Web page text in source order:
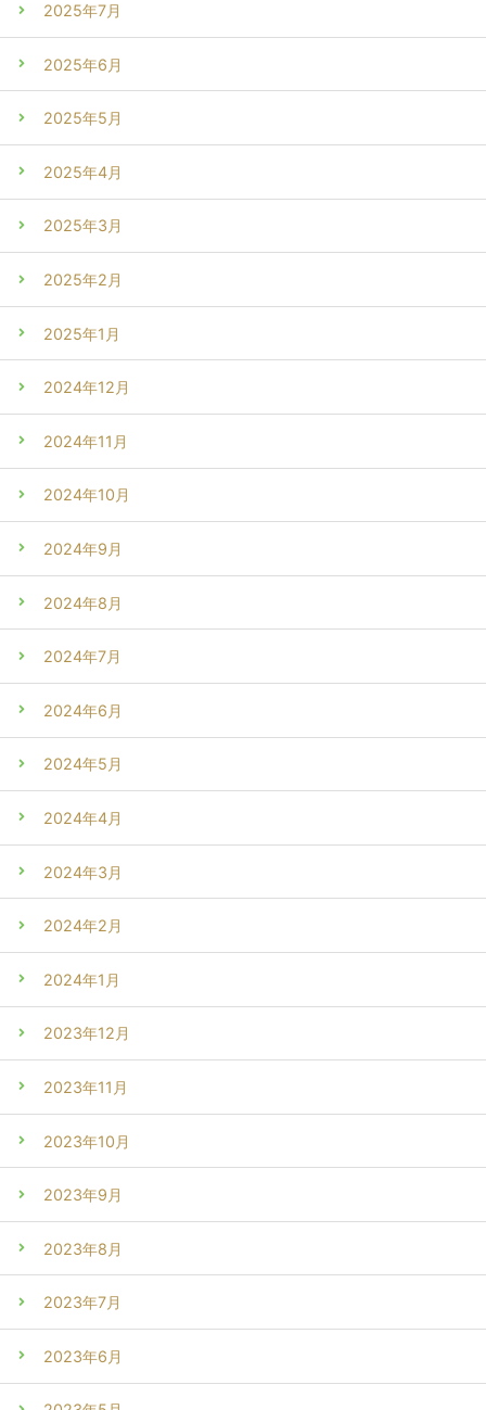
2025年7月
2025年6月
2025年5月
2025年4月
2025年3月
2025年2月
2025年1月
2024年12月
2024年11月
2024年10月
2024年9月
2024年8月
2024年7月
2024年6月
2024年5月
2024年4月
2024年3月
2024年2月
2024年1月
2023年12月
2023年11月
2023年10月
2023年9月
2023年8月
2023年7月
2023年6月